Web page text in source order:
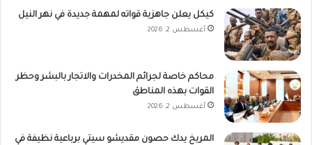
كيكل يعلن جاهزية قواته لمهمة جديدة في نهر النيل
أغسطس 2, 2026
محاكم خاصة لجرائم المخدرات والاتجار بالبشر وحظر
القوات بهذه المناطق
أغسطس 2, 2026
المريخ يدك حصون مقديشو سيتي برباعية نظيفة في